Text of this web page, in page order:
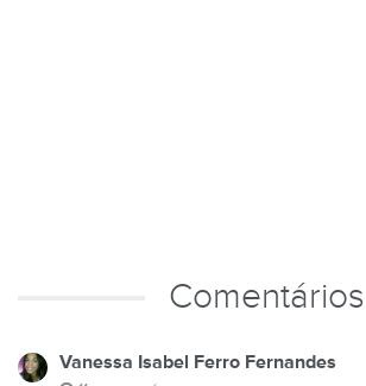
Comentários
Vanessa Isabel Ferro Fernandes